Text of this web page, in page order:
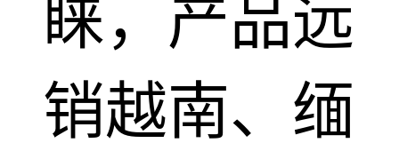
睐，产品远
销越南、缅